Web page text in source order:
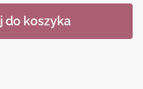
do koszyka